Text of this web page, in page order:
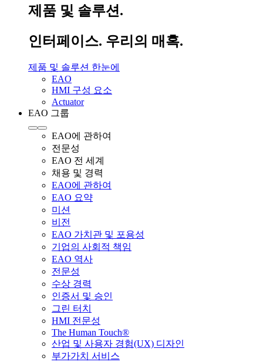
제품 및 솔루션.
인터페이스. 우리의 매혹.
제품 및 솔루션 한눈에
EAO
HMI 구성 요소
Actuator
EAO 그룹
EAO에 관하여
전문성
EAO 전 세계
채용 및 경력
EAO에 관하여
EAO 요약
미션
비전
EAO 가치관 및 포용성
기업의 사회적 책임
EAO 역사
전문성
수상 경력
인증서 및 승인
그린 터치
HMI 전문성
The Human Touch®
산업 및 사용자 경험(UX) 디자인
부가가치 서비스